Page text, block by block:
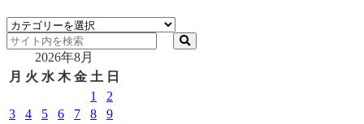
カ
テ
リ
2026年8月
月 火 水 木 金 土 日
1
2
3
4 5 6 7 8
9